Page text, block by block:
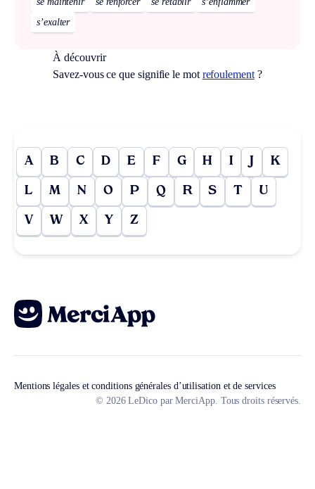
s’exalter
À découvrir
Savez-vous ce que signifie le motrefoulement?
A B C D E F G H I J K
L M N O P Q R S T U
V W X Y Z
Mentions légales et conditions générales d’utilisation et de services
© 2026 LeDico par MerciApp. Tous droits réservés.